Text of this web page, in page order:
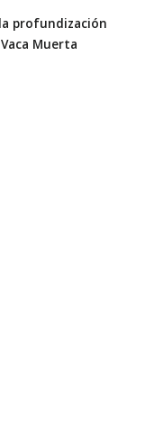
profundización
Muerta